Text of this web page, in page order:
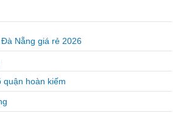
Nẵng giá rẻ 2026
quận hoàn kiếm